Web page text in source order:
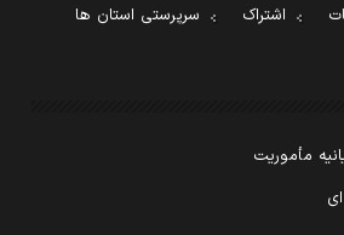
اشتراک
سرپرستی استان ها
مأموریت